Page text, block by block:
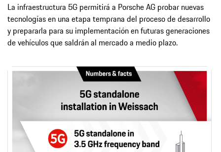
La infraestructura 5G permitirá a Porsche AG probar nuevas
tecnologías en una etapa temprana del proceso de desarrollo
y prepararla para su implementación en futuras generaciones
de vehículos que saldrán al mercado a medio plazo.